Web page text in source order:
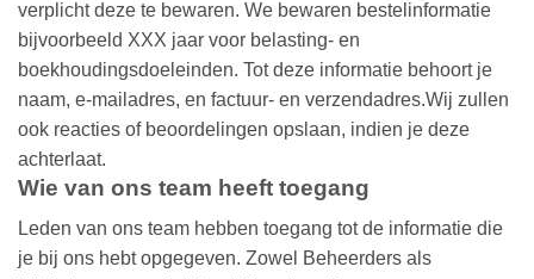
verplicht deze te bewaren. We bewaren bestelinformatie
bijvoorbeeld XXX jaar voor belasting- en
boekhoudingsdoeleinden. Tot deze informatie behoort je
naam, e-mailadres, en factuur- en verzendadres.Wij zullen
ook reacties of beoordelingen opslaan, indien je deze
achterlaat.
Wie van ons team heeft toegang
Leden van ons team hebben toegang tot de informatie die
je bij ons hebt opgegeven. Zowel Beheerders als